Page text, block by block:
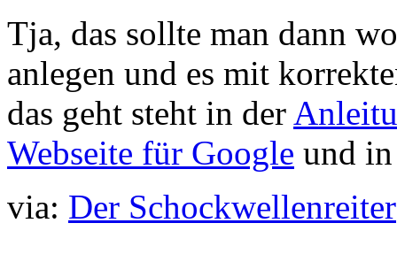
Tja, das sollte man dann
anlegen und es mit
das geht steht in der
Webseite für Google und
via: Der Schockwellenreiter